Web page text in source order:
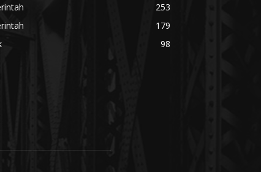
253
179
98